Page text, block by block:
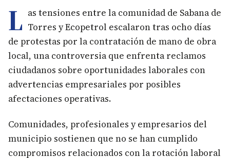
L as tensiones entre la comunidad de Sabana de
Torres y Ecopetrol escalaron tras ocho días
de protestas por la contratación de mano de obra
local, una controversia que enfrenta reclamos
ciudadanos sobre oportunidades laborales con
advertencias empresariales por posibles
afectaciones operativas.
Comunidades, profesionales y empresarios del
municipio sostienen que no se han cumplido
compromisos relacionados con la rotación laboral